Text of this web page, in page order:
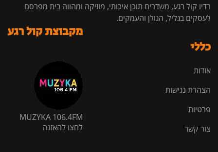
רדיו קול רגע, משדרים תוכן איכותי, מוזיקה ומהווה בית מפרסם
לעסקים בגליל, הגולן והעמקים.
כללי
אודות
הצהרת נגישות
פרטיות
צור קשר
מקבוצת קול רגע
MUZYKA 106.4FM
לחצו להאזנה